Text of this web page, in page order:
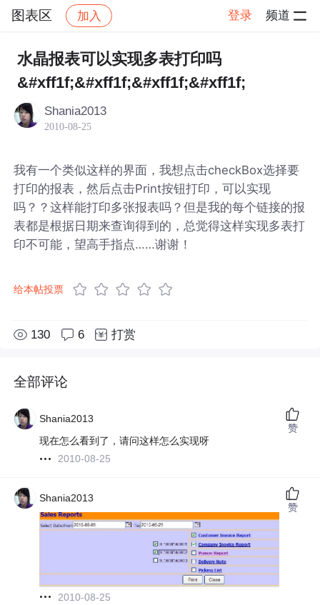
图表区 加入 登录 频道
社区 图表区 帖子详情
水晶报表可以实现多表打印吗
&#xff1f;&#xff1f;&#xff1f;&#xff1f;
Shania2013
2010-08-25
我有一个类似这样的界面，我想点击checkBox选择要
打印的报表，然后点击Print按钮打印，可以实现
吗？？这样能打印多张报表吗？但是我的每个链接的报
表都是根据日期来查询得到的，总觉得这样实现多表打
印不可能，望高手指点……谢谢！
给本帖投票
130 6 打赏
全部评论
Shania2013
现在怎么看到了，请问这样怎么实现呀
2010-08-25
赞
Shania2013
2010-08-25
赞